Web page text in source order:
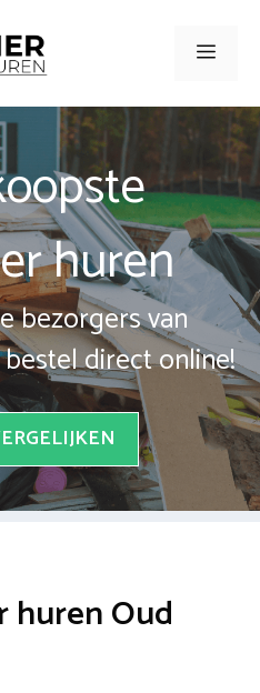
Menu
huren
bezorgers van
direct online!
huren Oud